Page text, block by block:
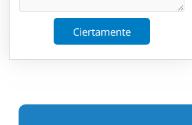
Ciertamente